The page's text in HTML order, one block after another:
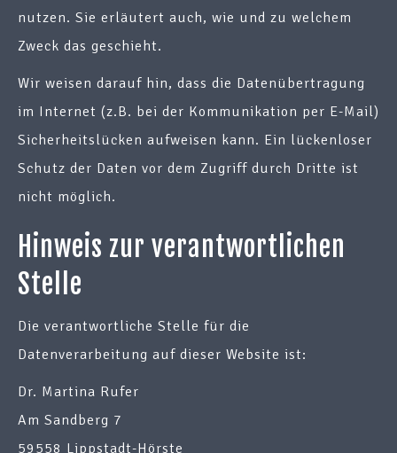
nutzen. Sie erläutert auch, wie und zu welchem
Zweck das geschieht.
Wir weisen darauf hin, dass die Datenübertragung
im Internet (z.B. bei der Kommunikation per E-Mail)
Sicherheitslücken aufweisen kann. Ein lückenloser
Schutz der Daten vor dem Zugriff durch Dritte ist
nicht möglich.
Hinweis zur verantwortlichen
Stelle
Die verantwortliche Stelle für die
Datenverarbeitung auf dieser Website ist:
Dr. Martina Rufer
Am Sandberg 7
59558 Lippstadt-Hörste